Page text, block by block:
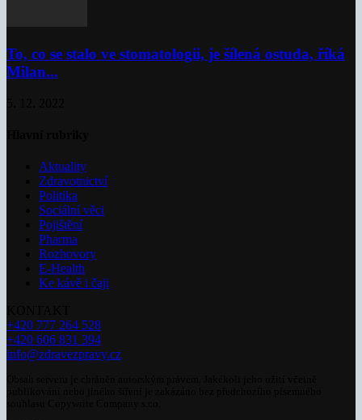
To, co se stalo ve stomatologii, je šílená ostuda, říká
Milan...
Aktuality
Zdravotnictví
Politika
Sociální věci
Pojištění
Pharma
Rozhovory
E-Health
Ke kávě i čaji
+420 777 264 528
+420 606 831 394
info@zdravezpravy.cz